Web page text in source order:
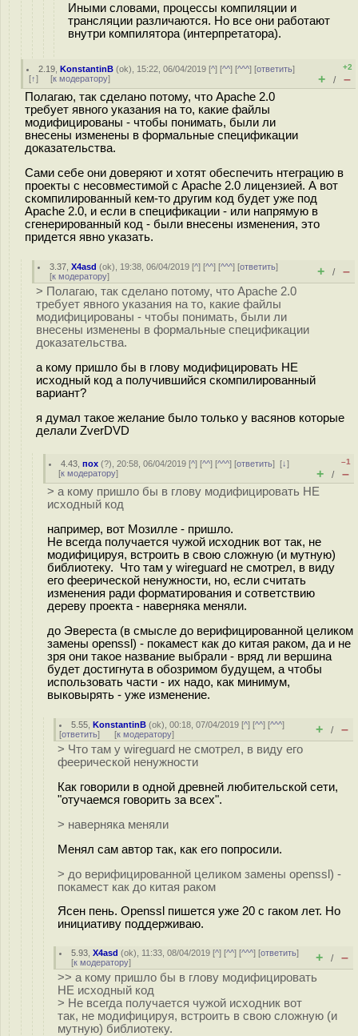
Иными словами, процессы компиляции и
трансляции различаются. Но все они работают
внутри компилятора (интерпретатора).
2.19 ,KonstantinB (ok), 15:22, 06/04/2019 [^] [^^] [^^^] [ответить]
[↑] [к модератору]
+2
+ / –
Полагаю, так сделано потому, что Apache 2.0
требует явного указания на то, какие файлы
модифицированы - чтобы понимать, были ли
внесены изменены в формальные спецификации
доказательства.
Сами себе они доверяют и хотят обеспечить нтеграцию в
проекты с несовместимой с Apache 2.0 лицензией. А вот
скомпилированный кем-то другим код будет уже под
Apache 2.0, и если в спецификации - или напрямую в
сгенерированный код - были внесены изменения, это
придется явно указать.
3.37 ,X4asd (ok), 19:38, 06/04/2019 [^] [^^] [^^^] [ответить]
[к модератору] + / –
> Полагаю, так сделано потому, что Apache 2.0
требует явного указания на то, какие файлы
модифицированы - чтобы понимать, были ли
внесены изменены в формальные спецификации
доказательства.
а кому пришло бы в глову модифицировать НЕ
исходный код а получившийся скомпилированный
вариант?
я думал такое желание было только у васянов которые
делали ZverDVD
4.43 ,пох (?), 20:58, 06/04/2019 [^] [^^] [^^^] [ответить][↓]
[к модератору]
–1
+ / –
> а кому пришло бы в глову модифицировать НЕ
исходный код
например, вот Мозилле - пришло.
Не всегда получается чужой исходник вот так, не
модифицируя, встроить в свою сложную (и мутную)
библиотеку. Что там у wireguard не смотрел, в виду
его феерической ненужности, но, если считать
изменения ради форматирования и сответствию
дереву проекта - наверняка меняли.
до Эвереста (в смысле до верифицированной целиком
замены openssl) - покамест как до китая раком, да и не
зря они такое название выбрали - вряд ли вершина
будет достигнута в обозримом будущем, а чтобы
использовать части - их надо, как минимум,
выковырять - уже изменение.
5.55 ,KonstantinB (ok), 00:18, 07/04/2019 [^] [^^] [^^^]
[ответить] [к модератору] + / –
> Что там у wireguard не смотрел, в виду его
феерической ненужности
Как говорили в одной древней любительской сети,
"отучаемся говорить за всех".
> наверняка меняли
Менял сам автор так, как его попросили.
> до верифицированной целиком замены openssl) -
покамест как до китая раком
Ясен пень. Openssl пишется уже 20 с гаком лет. Но
инициативу поддерживаю.
5.93 ,X4asd (ok), 11:33, 08/04/2019 [^] [^^] [^^^] [ответить]
[к модератору] + / –
>> а кому пришло бы в глову модифицировать
НЕ исходный код
> Не всегда получается чужой исходник вот
так, не модифицируя, встроить в свою сложную (и
мутную) библиотеку.